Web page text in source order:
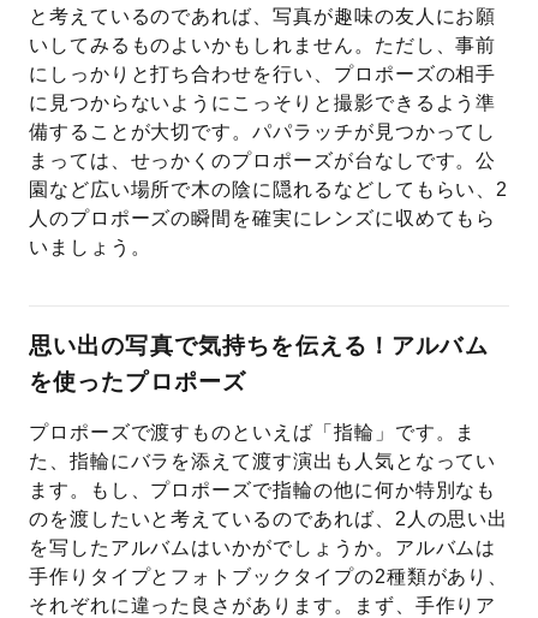
と考えているのであれば、写真が趣味の友人にお願
いしてみるものよいかもしれません。ただし、事前
にしっかりと打ち合わせを行い、プロポーズの相手
に見つからないようにこっそりと撮影できるよう準
備することが大切です。パパラッチが見つかってし
まっては、せっかくのプロポーズが台なしです。公
園など広い場所で木の陰に隠れるなどしてもらい、2
人のプロポーズの瞬間を確実にレンズに収めてもら
いましょう。
思い出の写真で気持ちを伝える！アルバム
を使ったプロポーズ
プロポーズで渡すものといえば「指輪」です。ま
た、指輪にバラを添えて渡す演出も人気となってい
ます。もし、プロポーズで指輪の他に何か特別なも
のを渡したいと考えているのであれば、2人の思い出
を写したアルバムはいかがでしょうか。アルバムは
手作りタイプとフォトブックタイプの2種類があり、
それぞれに違った良さがあります。まず、手作りア